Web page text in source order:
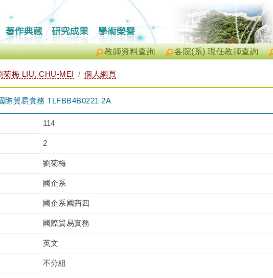
各院(系) 現任教師查詢
教師資料查詢
菊梅 LIU, CHU-MEI 個人網頁
際貿易實務 TLFBB4B0221 2A
114
2
劉菊梅
國企系
國企系國商四
國際貿易實務
英文
不分組